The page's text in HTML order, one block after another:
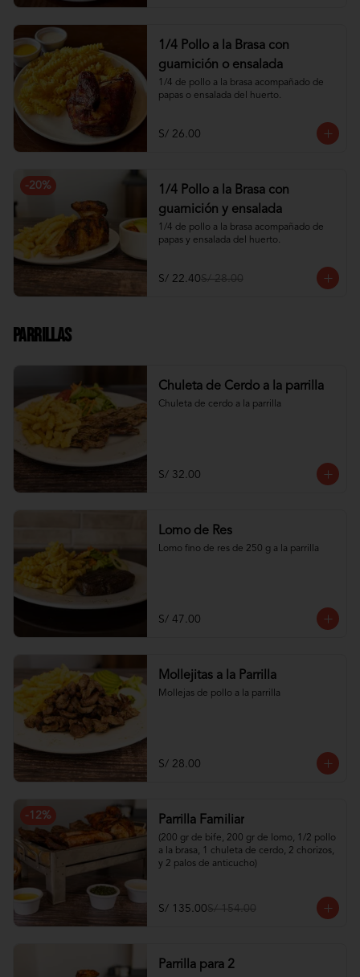
1/4 Pollo a la Brasa con
guarnición o ensalada
1/4 de pollo a la brasa acompañado de
papas o ensalada del huerto.
S/ 26.00
-20%
1/4 Pollo a la Brasa con
guarnición y ensalada
1/4 de pollo a la brasa acompañado de
papas y ensalada del huerto.
S/ 22.40S/ 28.00
Parrillas
Chuleta de Cerdo a la parrilla
Chuleta de cerdo a la parrilla
S/ 32.00
Lomo de Res
Lomo fino de res de 250 g a la parrilla
S/ 47.00
Mollejitas a la Parrilla
Mollejas de pollo a la parrilla
S/ 28.00
-12% Parrilla Familiar
(200 gr de bife, 200 gr de lomo, 1/2 pollo
a la brasa, 1 chuleta de cerdo, 2 chorizos,
y 2 palos de anticucho)
S/ 135.00S/ 154.00
Parrilla para 2